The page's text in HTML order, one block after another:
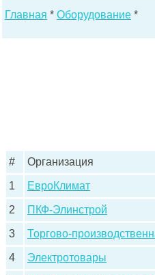
Главная * Оборудование *
# Организация
1 ЕвроКлимат
2 ПКФ-Элинстрой
3 Торгово-
4 Электротовары